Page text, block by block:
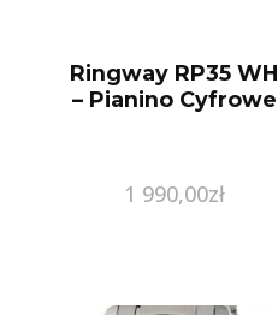
Ringway RP35 WH
– Pianino Cyfrowe
1 990,00zł